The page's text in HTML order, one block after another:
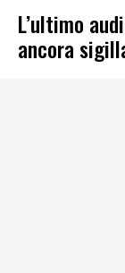
L’ultimo
ancora